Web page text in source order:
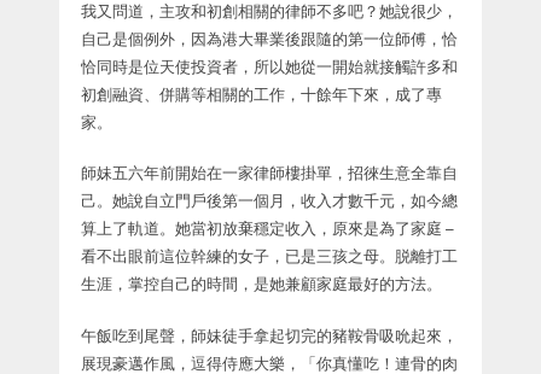
我又問道，主攻和初創相關的律師不多吧？她說很少，
自己是個例外，因為港大畢業後跟隨的第一位師傅，恰
恰同時是位天使投資者，所以她從一開始就接觸許多和
初創融資、併購等相關的工作，十餘年下來，成了專
家。
師妹五六年前開始在一家律師樓掛單，招徠生意全靠自
己。她說自立門戶後第一個月，收入才數千元，如今總
算上了軌道。她當初放棄穩定收入，原來是為了家庭 –
看不出眼前這位幹練的女子，已是三孩之母。脱離打工
生涯，掌控自己的時間，是她兼顧家庭最好的方法。
午飯吃到尾聲，師妹徒手拿起切完的豬鞍骨吸吮起來，
展現豪邁作風，逗得侍應大樂，「你真懂吃！連骨的肉